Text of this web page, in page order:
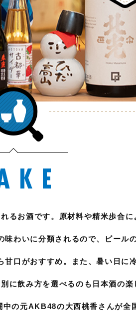
るお酒です。原材料や精米歩合に
わいに分類されるので、ビール
口がおすすめ。また、暑い日に
に飲み方を選べるのも日本酒の楽
の元AKB48の大西桃香さんが全